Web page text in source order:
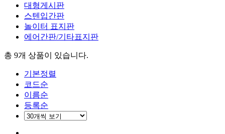
대형게시판
스텐입간판
놀이터 표지판
에어간판/기타표지판
총 9개 상품이 있습니다.
기본정렬
코드순
이름순
등록순